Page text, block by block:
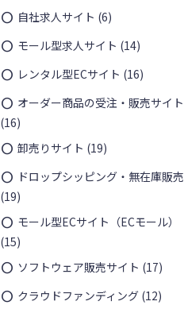
自社求人サイト (6)
モール型求人サイト (14)
レンタル型ECサイト (16)
オーダー商品の受注・販売サイト
(16)
卸売りサイト (19)
ドロップシッピング・無在庫販売
(19)
モール型ECサイト（ECモール）
(15)
ソフトウェア販売サイト (17)
クラウドファンディング (12)